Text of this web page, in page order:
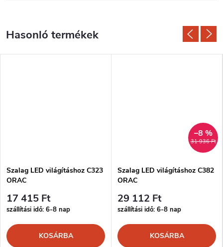
Szalag LED világításhoz C323
ORAC
17 415 Ft
szállítási idő: 6-8 nap
KOSÁRBA
31 936 Ft
–8 %
Szalag LED világításhoz C382
ORAC
29 112 Ft
szállítási idő: 6-8 nap
KOSÁRBA